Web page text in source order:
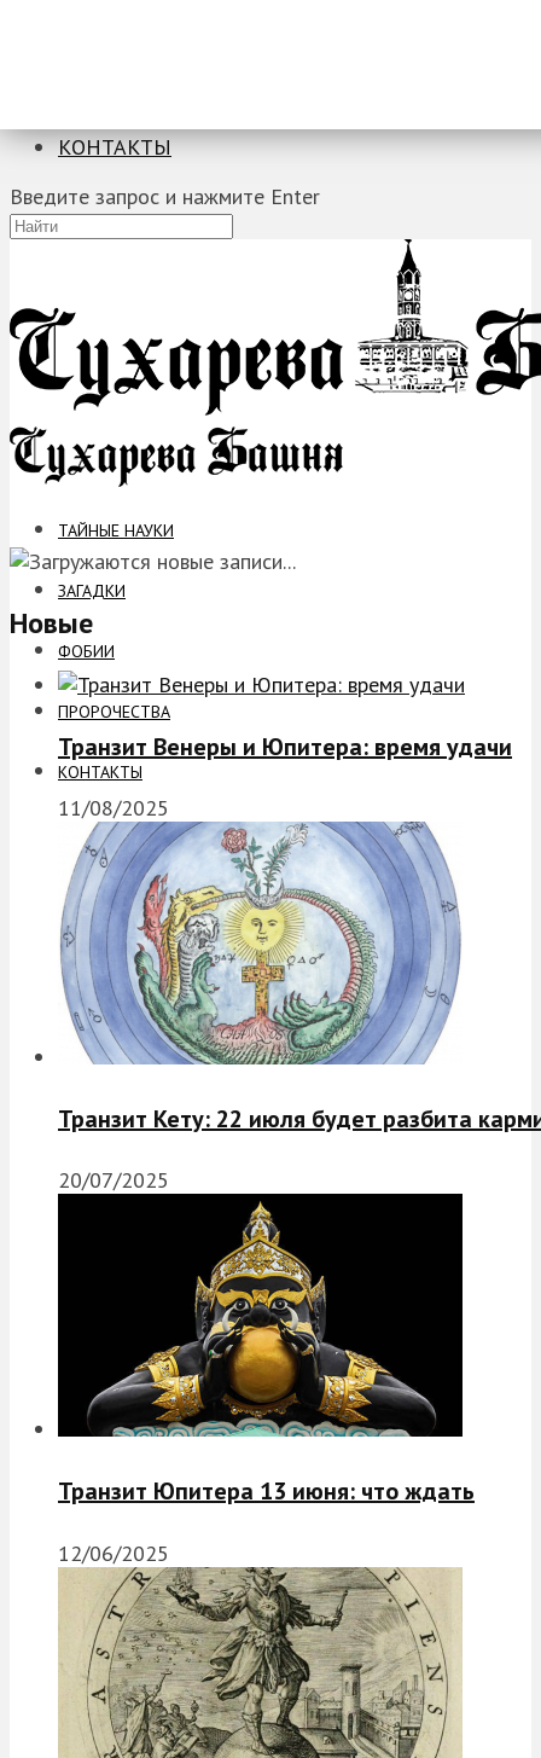
КОНТАКТЫ
Введите запрос и нажмите Enter
ТАЙНЫЕ НАУКИ
ЗАГАДКИ
ФОБИИ
ПРОРОЧЕСТВА
КОНТАКТЫ
Новые
Транзит Венеры и Юпитера: время удачи
11/08/2025
Транзит Кету: 22 июля будет разбита
20/07/2025
Транзит Юпитера 13 июня: что ждать
12/06/2025